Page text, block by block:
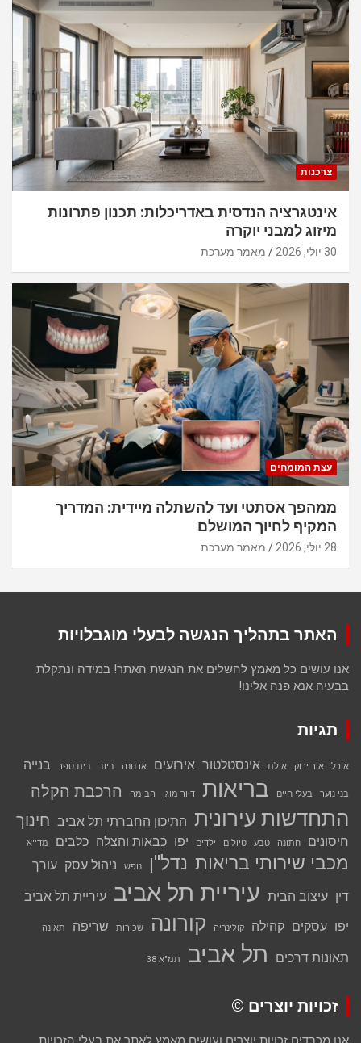
צרכנות
אינטגרציה הנדסית באדריכלות: תכנון פתרונות
מיזוג למבני יוקרה
30 יולי, 2026 מאמר מערכת
עצת המומחים
ממהפך אסתטי ועד להשתלה מיידית: המדריך
המקיף לחיוך המושלם
28 יולי, 2026 מאמר מערכת
האתר בתהליך הנגשה לבעלי מוגבלויות
אנו עושים כל מאמץ להשלים את הנגשת האתר! במידה ונתקלת
בבעיה אנא פנה אלינו!
תגיות
אוכל אור ירוק אילת אינסטלטור אירועים ארנונה ביוב בית ספר בנייה
בני נוער בעלי חיים בריאות דיור מוגן הבימה הרכבת הקלה
התחדשות עירונית התיכון החברתי תל אביב חינוך
חיסונים חתונה טבע טיולים ילדים יפו כבאות והצלה כלבים מד''א
מכבי שירותי בריאות נדל''ן נופש ניהול עסק עורך
דין עיצוב הבית עיריית תל אביב עיריית תל אביב
יפו עסקים קהילה קולינריה קורונה שכירות שריפה תאונה
תאונות דרכים תל אביב תמ"א 38
זכויות יוצרים ©